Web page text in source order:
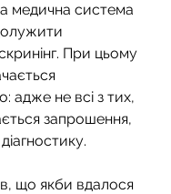
медична система
При цьому
адже не всі з тих,
запрошення,
що якби вдалося